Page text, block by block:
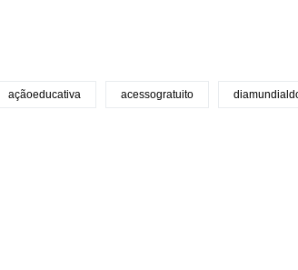
açãoeducativa acessogratuito